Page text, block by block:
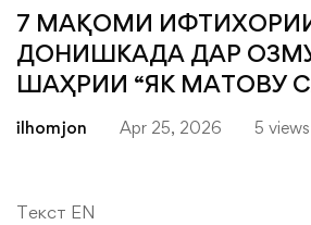
7 МАҚОМИ
ДОНИШКАДА ДАР
ШАҲРИИ “ЯК МАТОВУ
ilhomjon Apr 25, 2026 5 views
Текст EN